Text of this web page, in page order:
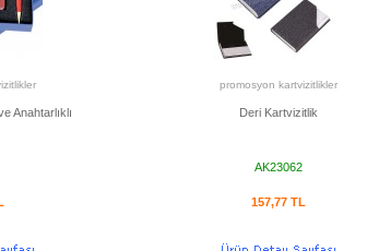
Anahtarlıklı
promosyon kartvizitlikler
Deri Kartvizitlik
AK23062
157,77 TL